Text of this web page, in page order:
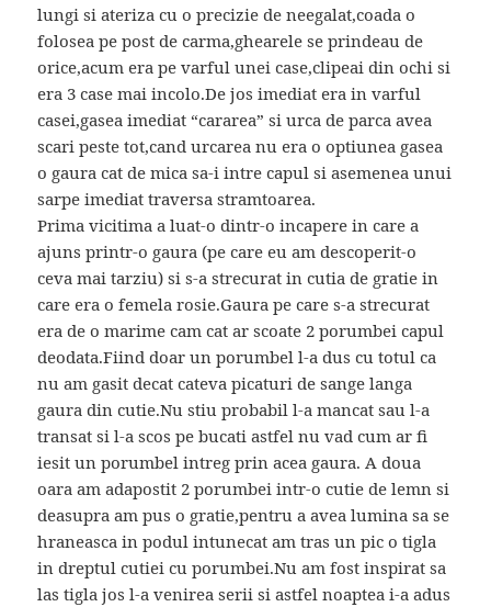
lungi si ateriza cu o precizie de neegalat,coada o
folosea pe post de carma,ghearele se prindeau de
orice,acum era pe varful unei case,clipeai din ochi si
era 3 case mai incolo.De jos imediat era in varful
casei,gasea imediat “cararea” si urca de parca avea
scari peste tot,cand urcarea nu era o optiunea gasea
o gaura cat de mica sa-i intre capul si asemenea unui
sarpe imediat traversa stramtoarea.
Prima vicitima a luat-o dintr-o incapere in care a
ajuns printr-o gaura (pe care eu am descoperit-o
ceva mai tarziu) si s-a strecurat in cutia de gratie in
care era o femela rosie.Gaura pe care s-a strecurat
era de o marime cam cat ar scoate 2 porumbei capul
deodata.Fiind doar un porumbel l-a dus cu totul ca
nu am gasit decat cateva picaturi de sange langa
gaura din cutie.Nu stiu probabil l-a mancat sau l-a
transat si l-a scos pe bucati astfel nu vad cum ar fi
iesit un porumbel intreg prin acea gaura. A doua
oara am adapostit 2 porumbei intr-o cutie de lemn si
deasupra am pus o gratie,pentru a avea lumina sa se
hraneasca in podul intunecat am tras un pic o tigla
in dreptul cutiei cu porumbei.Nu am fost inspirat sa
las tigla jos l-a venirea serii si astfel noaptea i-a adus